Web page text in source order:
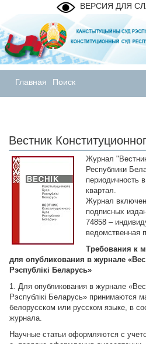
ВЕРСИЯ ДЛЯ
Главная Поиск
Вестник
Журнал
Республики
периодичность
квартал.
Журнал включен
подписных
74858 –
ведомственная
Требования к
для опубликования в журнале
Рэспублікі Беларусь»
1. Для опубликования в журнале
Рэспублікі Беларусь» принимаются
белорусском или русском языке, в
журнала.
Научные статьи оформляются с